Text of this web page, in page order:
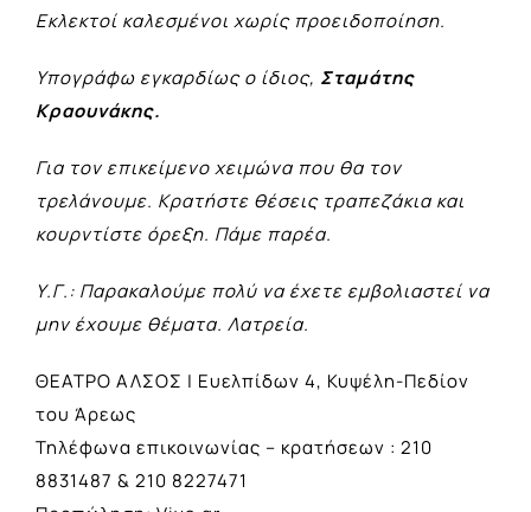
Εκλεκτοί καλεσμένοι χωρίς προειδοποίηση.
Υπογράφω εγκαρδίως ο ίδιος, Σταμάτης
Κραουνάκης.
Για τον επικείμενο χειμώνα που θα τον
τρελάνουμε. Κρατήστε θέσεις τραπεζάκια και
κουρντίστε όρεξη. Πάμε παρέα.
Υ.Γ.: Παρακαλούμε πολύ να έχετε εμβολιαστεί να
μην έχουμε θέματα. Λατρεία.
ΘΕΑΤΡΟ ΑΛΣΟΣ | Ευελπίδων 4, Κυψέλη-Πεδίον
του Άρεως
Τηλέφωνα επικοινωνίας – κρατήσεων : 210
8831487 & 210 8227471